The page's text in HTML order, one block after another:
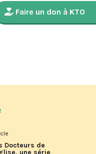
Faire un don à KTO
Docteurs de
une série